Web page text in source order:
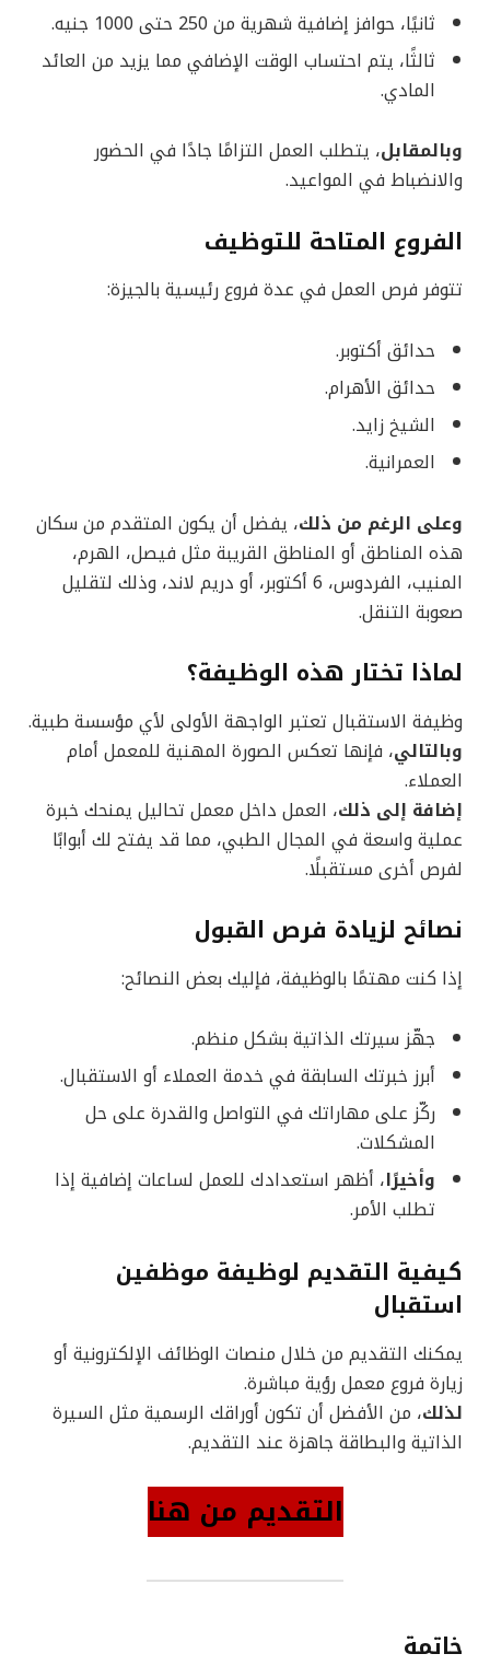
ثانيًا، حوافز إضافية شهرية من 250 حتى 1000 جنيه.
ثالثًا، يتم احتساب الوقت الإضافي مما يزيد من العائد
المادي.
وبالمقابل، يتطلب العمل التزامًا جادًا في الحضور
والانضباط في المواعيد.
الفروع المتاحة للتوظيف
تتوفر فرص العمل في عدة فروع رئيسية بالجيزة:
حدائق أكتوبر.
حدائق الأهرام.
الشيخ زايد.
العمرانية.
وعلى الرغم من ذلك، يفضل أن يكون المتقدم من سكان
هذه المناطق أو المناطق القريبة مثل فيصل، الهرم،
المنيب، الفردوس، 6 أكتوبر، أو دريم لاند، وذلك لتقليل
صعوبة التنقل.
لماذا تختار هذه الوظيفة؟
وظيفة الاستقبال تعتبر الواجهة الأولى لأي مؤسسة طبية.
وبالتالي، فإنها تعكس الصورة المهنية للمعمل أمام
العملاء.
إضافة إلى ذلك، العمل داخل معمل تحاليل يمنحك خبرة
عملية واسعة في المجال الطبي، مما قد يفتح لك أبوابًا
لفرص أخرى مستقبلًا.
نصائح لزيادة فرص القبول
إذا كنت مهتمًا بالوظيفة، فإليك بعض النصائح:
جهّز سيرتك الذاتية بشكل منظم.
أبرز خبرتك السابقة في خدمة العملاء أو الاستقبال.
ركّز على مهاراتك في التواصل والقدرة على حل
المشكلات.
وأخيرًا، أظهر استعدادك للعمل لساعات إضافية إذا
تطلب الأمر.
كيفية التقديم لوظيفة موظفين
استقبال
يمكنك التقديم من خلال منصات الوظائف الإلكترونية أو
زيارة فروع معمل رؤية مباشرة.
لذلك، من الأفضل أن تكون أوراقك الرسمية مثل السيرة
الذاتية والبطاقة جاهزة عند التقديم.
التقديم من هنا
خاتمة